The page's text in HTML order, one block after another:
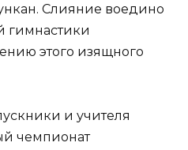
Слияние воедино
гимнастики
этого изящного
и учителя
чемпионат